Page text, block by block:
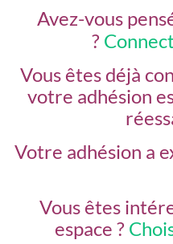
Avez-vous
?
Vous êtes déjà
votre adhésion
Votre adhésion a
Vous êtes
espace ?